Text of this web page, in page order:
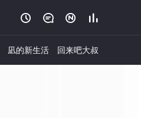
   
凪的新生活 回来吧大叔